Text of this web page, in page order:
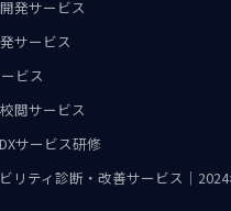
発サービス
サービス
ビス
閲サービス
サービス研修
リティ診断・改善サービス｜